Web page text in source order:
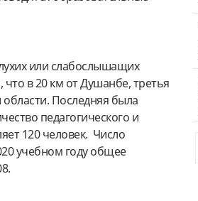
или слабослышащих
в 20 км от Душанбе, третья
Последняя была
педагогического и
120 человек. Число
учебном году общее